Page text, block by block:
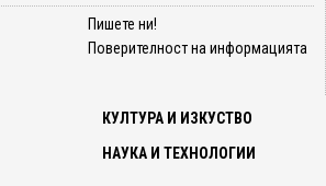
Пишете ни!
Поверителност на информацията
КУЛТУРА И ИЗКУСТВО
НАУКА И ТЕХНОЛОГИИ